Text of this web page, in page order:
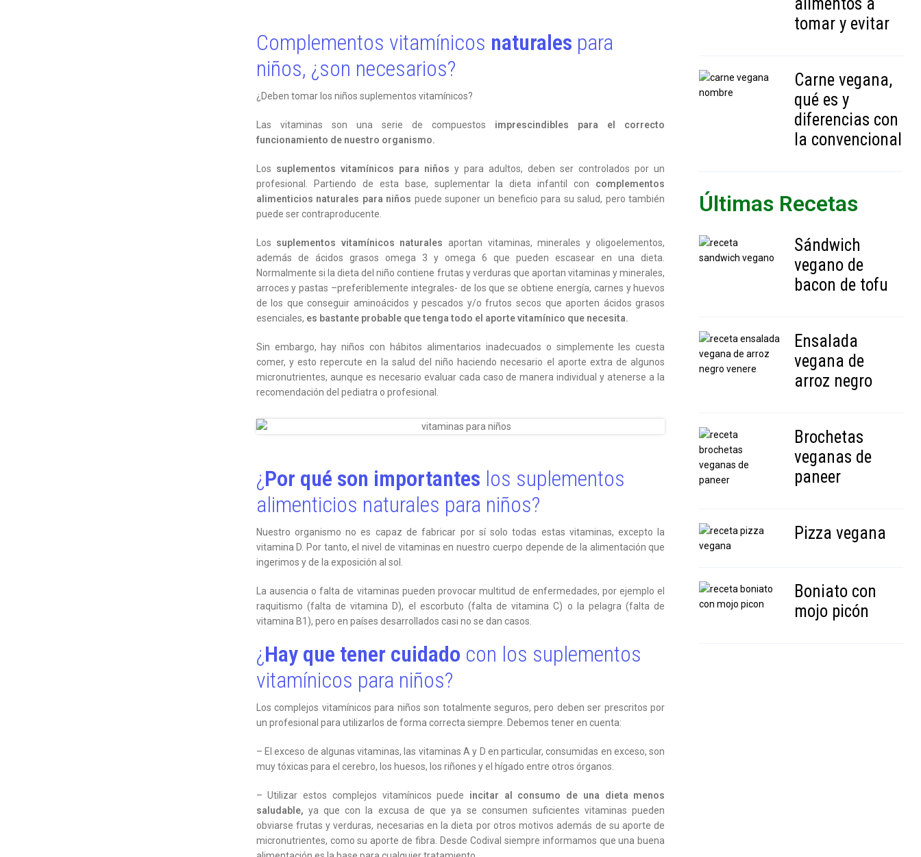
Complementos vitamínicos naturales para
niños, ¿son necesarios?
¿Deben tomar los niños suplementos vitamínicos?
Las vitaminas son una serie de compuestos imprescindibles para el correcto
funcionamiento de nuestro organismo.
Los suplementos vitamínicos para niños y para adultos, deben ser controlados por un
profesional. Partiendo de esta base, suplementar la dieta infantil con complementos
alimenticios naturales para niños puede suponer un beneficio para su salud, pero también
puede ser contraproducente.
Los suplementos vitamínicos naturales aportan vitaminas, minerales y oligoelementos,
además de ácidos grasos omega 3 y omega 6 que pueden escasear en una dieta.
Normalmente si la dieta del niño contiene frutas y verduras que aportan vitaminas y minerales,
arroces y pastas –preferiblemente integrales- de los que se obtiene energía, carnes y huevos
de los que conseguir aminoácidos y pescados y/o frutos secos que aporten ácidos grasos
esenciales, es bastante probable que tenga todo el aporte vitamínico que necesita.
Sin embargo, hay niños con hábitos alimentarios inadecuados o simplemente les cuesta
comer, y esto repercute en la salud del niño haciendo necesario el aporte extra de algunos
micronutrientes, aunque es necesario evaluar cada caso de manera individual y atenerse a la
recomendación del pediatra o profesional.
¿Por qué son importantes los suplementos
alimenticios naturales para niños?
Nuestro organismo no es capaz de fabricar por sí solo todas estas vitaminas, excepto la
vitamina D. Por tanto, el nivel de vitaminas en nuestro cuerpo depende de la alimentación que
ingerimos y de la exposición al sol.
La ausencia o falta de vitaminas pueden provocar multitud de enfermedades, por ejemplo el
raquitismo (falta de vitamina D), el escorbuto (falta de vitamina C) o la pelagra (falta de
vitamina B1), pero en países desarrollados casi no se dan casos.
¿Hay que tener cuidado con los suplementos
vitamínicos para niños?
Los complejos vitamínicos para niños son totalmente seguros, pero deben ser prescritos por
un profesional para utilizarlos de forma correcta siempre. Debemos tener en cuenta:
– El exceso de algunas vitaminas, las vitaminas A y D en particular, consumidas en exceso, son
muy tóxicas para el cerebro, los huesos, los riñones y el hígado entre otros órganos.
– Utilizar estos complejos vitamínicos puede incitar al consumo de una dieta menos
saludable, ya que con la excusa de que ya se consumen suficientes vitaminas pueden
obviarse frutas y verduras, necesarias en la dieta por otros motivos además de su aporte de
micronutrientes, como su aporte de fibra. Desde Codival siempre informamos que una buena
tomar y evitar
Carne vegana,
qué es y
diferencias con
la convencional
Últimas Recetas
Sándwich
vegano de
bacon de tofu
Ensalada
vegana de
arroz negro
Brochetas
veganas de
paneer
Pizza vegana
Boniato con
mojo picón